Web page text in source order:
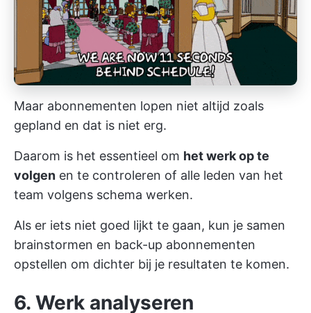
Maar abonnementen lopen niet altijd zoals
gepland en dat is niet erg.
Daarom is het essentieel om het werk op te
volgen en te controleren of alle leden van het
team volgens schema werken.
Als er iets niet goed lijkt te gaan, kun je samen
brainstormen en back-up abonnementen
opstellen om dichter bij je resultaten te komen.
6. Werk analyseren